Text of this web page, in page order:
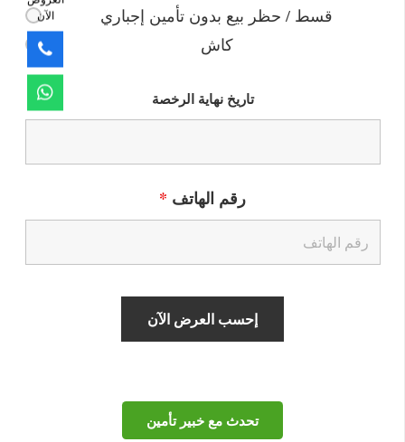
قسط / حظر بيع بدون تأمين إجباري
كاش
تاريخ نهاية الرخصة
رقم الهاتف *
تحدث مع خبير تأمين
الآن